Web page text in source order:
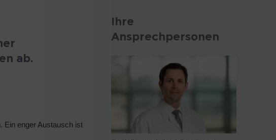
ab.
Ein enger Austausch ist
Ihre
Ansprechpersonen